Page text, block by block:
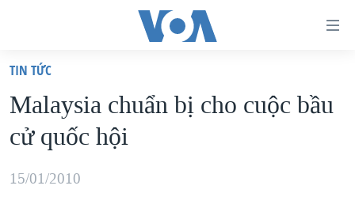
truy
cập
Tới
dung
VIỆT NAM
HOA KỲ
BIỂN ĐÔNG
TIN TỨC
Malaysia chuẩn bị cho cuộc bầu
cử quốc hội
15/01/2010